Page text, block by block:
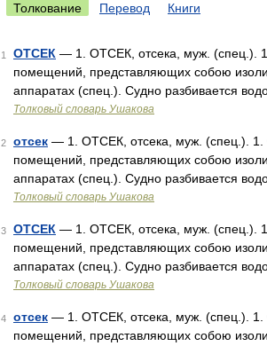
Толкование Перевод Книги
1 ОТСЕК — 1. ОТСЕК, отсека, муж. (спец.).
помещений, представляющих собою
аппаратах (спец.). Судно разбивается
Толковый словарь Ушакова
2 отсек — 1. ОТСЕК, отсека, муж. (спец.). 1.
помещений, представляющих собою
аппаратах (спец.). Судно разбивается
Толковый словарь Ушакова
3 ОТСЕК — 1. ОТСЕК, отсека, муж. (спец.).
помещений, представляющих собою
аппаратах (спец.). Судно разбивается
Толковый словарь Ушакова
4 отсек — 1. ОТСЕК, отсека, муж. (спец.). 1.
помещений, представляющих собою